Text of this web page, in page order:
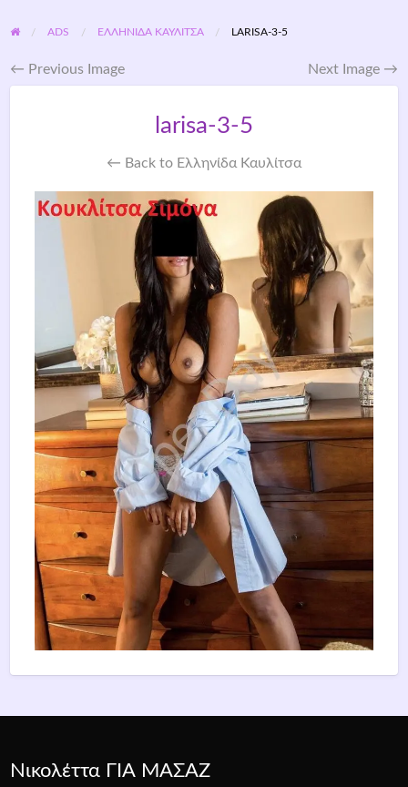
ADS ΕΛΛΗΝΊΔΑ ΚΑΥΛΊΤΣΑ LARISA-3-5
← Previous Image Next Image →
larisa-3-5
← Back to Ελληνίδα Καυλίτσα
Νικολέττα ΓΙΑ ΜΑΣΑΖ